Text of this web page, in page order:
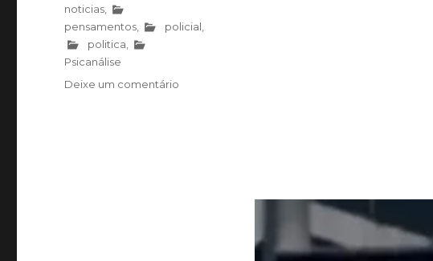
noticias
pensamentos
policial
politica
Psicanálise
Deixe um comentário